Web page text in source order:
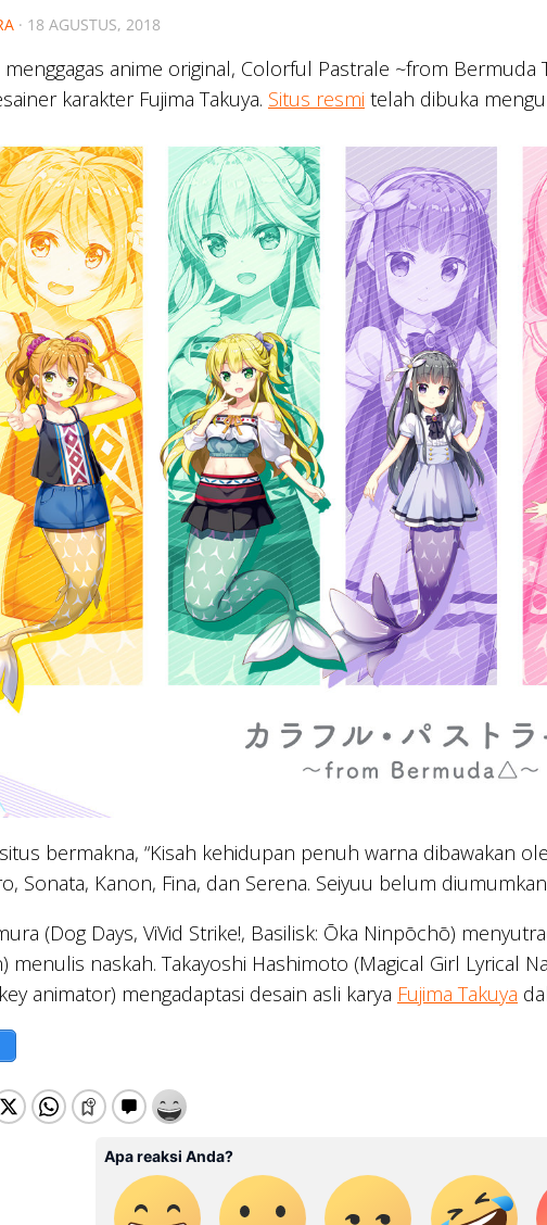
· 18 AGUSTUS, 2018
anime original, Colorful Pastrale ~from Bermuda
karakter Fujima Takuya. Situs resmi telah dibuka
bermakna, “Kisah kehidupan penuh warna dibawakan
Sonata, Kanon, Fina, dan Serena. Seiyuu belum
(Dog Days, ViVid Strike!, Basilisk: Ōka Ninpōchō)
menulis naskah. Takayoshi Hashimoto (Magical Girl Lyrical
animator) mengadaptasi desain asli karya Fujima Takuya